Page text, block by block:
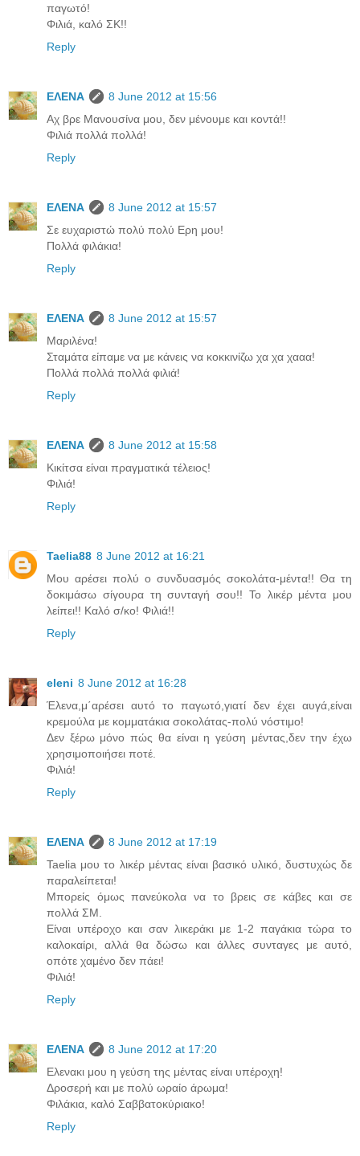
παγωτό!
Φιλιά, καλό ΣΚ!!
Reply
ΕΛΕΝΑ
8 June 2012 at 15:56
Αχ βρε Μανουσίνα μου, δεν μένουμε και κοντά!!
Φιλιά πολλά πολλά!
Reply
ΕΛΕΝΑ
8 June 2012 at 15:57
Σε ευχαριστώ πολύ πολύ Ερη μου!
Πολλά φιλάκια!
Reply
ΕΛΕΝΑ
8 June 2012 at 15:57
Μαριλένα!
Σταμάτα είπαμε να με κάνεις να κοκκινίζω χα χα χααα!
Πολλά πολλά πολλά φιλιά!
Reply
ΕΛΕΝΑ
8 June 2012 at 15:58
Κικίτσα είναι πραγματικά τέλειος!
Φιλιά!
Reply
Taelia88 8 June 2012 at 16:21
Μου αρέσει πολύ ο συνδυασμός σοκολάτα-μέντα!! Θα τη
δοκιμάσω σίγουρα τη συνταγή σου!! Το λικέρ μέντα μου
λείπει!! Καλό σ/κο! Φιλιά!!
Reply
eleni 8 June 2012 at 16:28
Έλενα,μ΄αρέσει αυτό το παγωτό,γιατί δεν έχει αυγά,είναι
κρεμούλα με κομματάκια σοκολάτας-πολύ νόστιμο!
Δεν ξέρω μόνο πώς θα είναι η γεύση μέντας,δεν την έχω
χρησιμοποιήσει ποτέ.
Φιλιά!
Reply
ΕΛΕΝΑ
8 June 2012 at 17:19
Taelia μου το λικέρ μέντας είναι βασικό υλικό, δυστυχώς δε
παραλείπεται!
Μπορείς όμως πανεύκολα να το βρεις σε κάβες και σε
πολλά ΣΜ.
Είναι υπέροχο και σαν λικεράκι με 1-2 παγάκια τώρα το
καλοκαίρι, αλλά θα δώσω και άλλες συνταγες με αυτό,
οπότε χαμένο δεν πάει!
Φιλιά!
Reply
ΕΛΕΝΑ
8 June 2012 at 17:20
Eλενακι μου η γεύση της μέντας είναι υπέροχη!
Δροσερή και με πολύ ωραίο άρωμα!
Φιλάκια, καλό Σαββατοκύριακο!
Reply